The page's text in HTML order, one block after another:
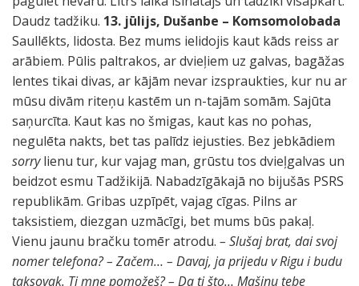
Daudz tadžiku. 13. jūlijs, Dušanbe – Komsomolobada
Saullēkts, lidosta. Bez mums ielidojis kaut kāds reiss ar
arābiem. Pūlis paltrakos, ar dvieļiem uz galvas, bagāžas
lentes tikai divas, ar kājām nevar izspraukties, kur nu ar
mūsu divām riteņu kastēm un n-tajām somām. Sajūta
saņurcīta. Kaut kas no šmigas, kaut kas no pohas,
negulēta nakts, bet tas palīdz iejusties. Bez jebkādiem
sorrylienu tur, kur vajag man, grūstu tos dvieļgalvas un
beidzot esmu Tadžikijā. Nabadzīgākajā no bijušās PSRS
republikām. Gribas uzpīpēt, vajag cīgas. Pilns ar
taksistiem, diezgan uzmācīgi, bet mums būs pakaļ.
Vienu jaunu bračku tomēr atrodu. – Slušaj brat, dai svoj
nomer telefona?– Začem… – Davaj, ja prijedu v Rigu i budu
taksovaķ. Ti mņe pomožeš?– Da ti što… Mašinu tebe